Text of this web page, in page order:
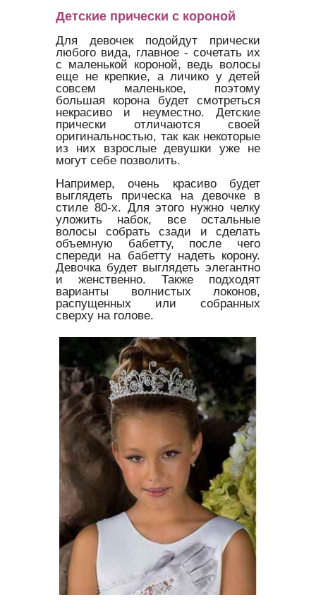
Детские прически с короной
Для девочек подойдут прически
любого вида, главное - сочетать их
с маленькой короной, ведь волосы
еще не крепкие, а личико у детей
совсем маленькое, поэтому
большая корона будет смотреться
некрасиво и неуместно. Детские
прически отличаются своей
оригинальностью, так как некоторые
из них взрослые девушки уже не
могут себе позволить.
Например, очень красиво будет
выглядеть прическа на девочке в
стиле 80-х. Для этого нужно челку
уложить набок, все остальные
волосы собрать сзади и сделать
объемную бабетту, после чего
спереди на бабетту надеть корону.
Девочка будет выглядеть элегантно
и женственно. Также подходят
варианты волнистых локонов,
распущенных или собранных
сверху на голове.